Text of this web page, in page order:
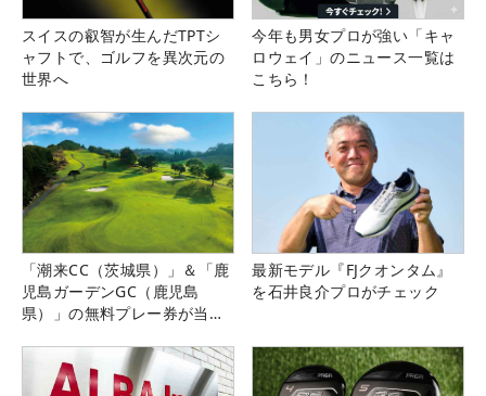
スイスの叡智が生んだTPTシ
ャフトで、ゴルフを異次元の
世界へ
今年も男女プロが強い「キャ
ロウェイ」のニュース一覧は
こちら！
「潮来CC（茨城県）」＆「鹿
児島ガーデンGC（鹿児島
県）」の無料プレー券が当た
最新モデル『FJクオンタム』
を石井良介プロがチェック